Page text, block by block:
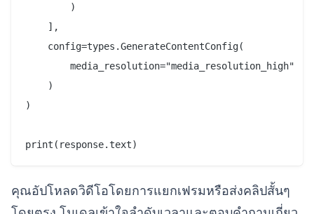
        )
    ],
    config=types.GenerateContentConfig(
media_resolution="media_resolution_high"
    )
)
คุณอัปโหลดวิดีโอโดยการแยกเฟรมหรือส่งคลิปสั้นๆ